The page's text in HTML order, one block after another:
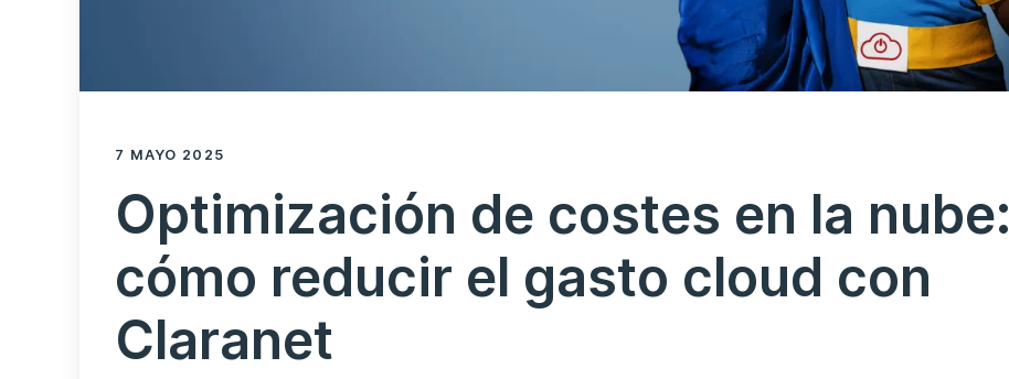
7 MAYO 2025
Optimización de costes en la nube:
cómo reducir el gasto cloud con
Claranet